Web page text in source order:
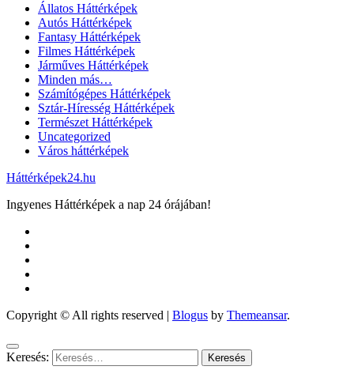
Állatos Háttérképek
Autós Háttérképek
Fantasy Háttérképek
Filmes Háttérképek
Járműves Háttérképek
Minden más…
Számítógépes Háttérképek
Sztár-Híresség Háttérképek
Természet Háttérképek
Uncategorized
Város háttérképek
Háttérképek24.hu
Ingyenes Háttérképek a nap 24 órájában!
Copyright © All rights reserved | Blogus by Themeansar.
Keresés: